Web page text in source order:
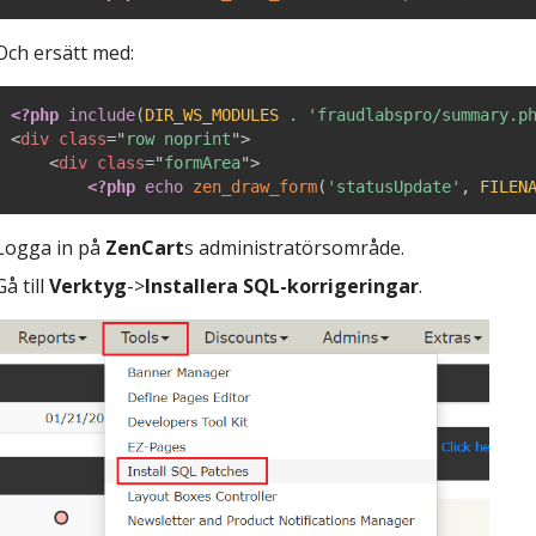
ersätt med:
<?php include(DIR_WS_MODULES . 'fraudlabspro/
<div class=" row noprint">
<div class="formArea">
<?php echo zen_draw_form( 'statusUpdate' ,
in på ZenCarts administratörsområde.
till Verktyg->Installera SQL-korrigeringar.